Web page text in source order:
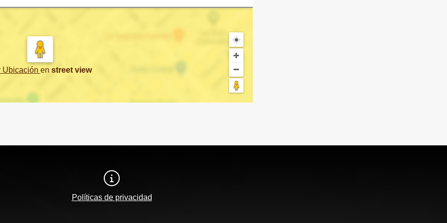
Ubicación en street view
Políticas de privacidad